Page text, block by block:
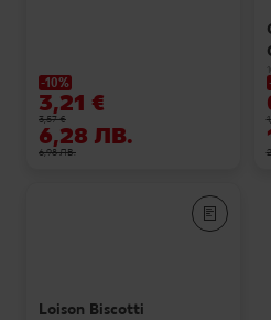
-10%
3,21 €
3,57 €
6,28 ЛВ.
6,98 ЛВ.
Loison Biscotti